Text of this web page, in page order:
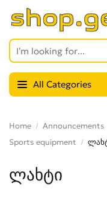
All Categories
Home Announcements
Sports equipment
ლახტი